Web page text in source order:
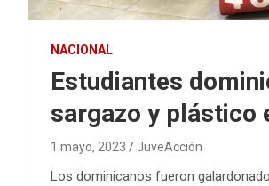
NACIONAL
Estudiantes
sargazo y plástico
1 mayo, 2023 JuveAcción
Los dominicanos fueron